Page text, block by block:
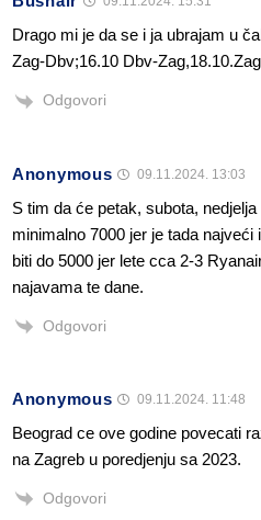
Drago mi je da se i ja ubrajam u
Zag-Dbv;16.10 Dbv-
Odgovori
Anonymous 09.11.2024. 13:03
S tim da će petak, subota,
minimalno 7000 jer je tada
biti do 5000 jer lete cca 2-3
najavama te dane.
Odgovori
Anonymous 09.11.2024. 11:48
Beograd ce ove godine povecati
na Zagreb u poredjenju sa 2023.
Odgovori